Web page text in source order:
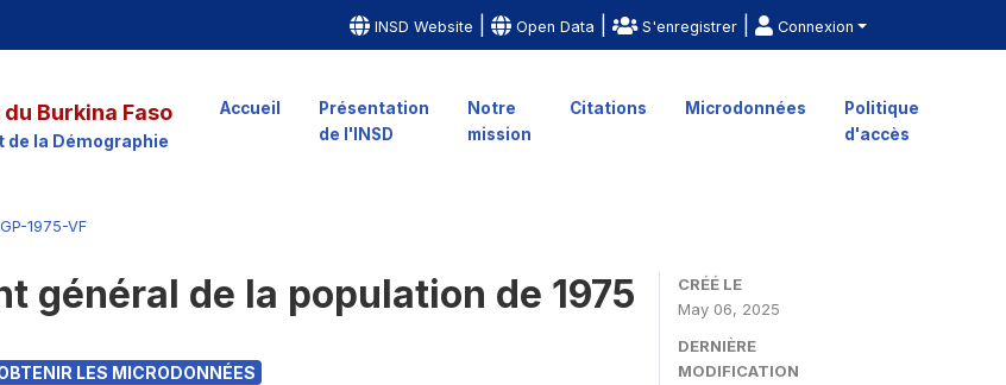
INSD Website | Open Data | S'enregistrer | Connexion
Burkina Faso
la Démographie
Accueil
Présentation
de l'INSD
Notre
mission
Citations Microdonnées
Politique
d'accès
1975-VF
général de la population de 1975
LES MICRODONNÉES
CRÉÉ LE
May 06, 2025
DERNIÈRE
MODIFICATION